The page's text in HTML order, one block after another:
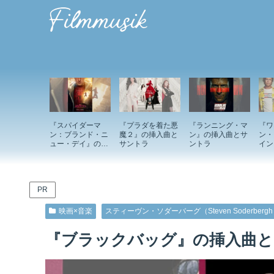
『スパイダーマ
ン：ブランド・ニ
ュー・デイ』の挿
『プラダを着た悪
魔２』の挿入曲と
サントラ
『ランニング・マ
ン』の挿入曲とサ
ントラ
『
ン
イ
PR
映画×音楽 スティーヴン・ソダーバーグ（Steven Soderbergh
『ブラックバッグ』の挿入曲